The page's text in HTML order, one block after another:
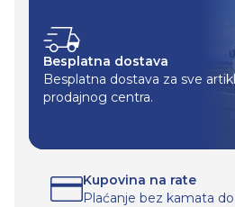
Besplatna dostava
Besplatna dostava za sve
prodajnog centra.
Kupovina na rate
Plaćanje bez kamata